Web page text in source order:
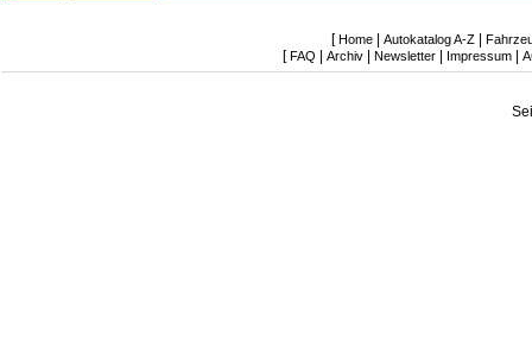
[ Home| Autokatalog A-Z|
[ FAQ Archiv Newsletter Impressum